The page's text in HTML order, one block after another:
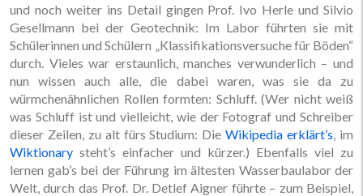
und noch weiter ins Detail gingen Prof. Ivo Herle und Silvio
Gesellmann bei der Geotechnik: Im Labor führten sie mit
Schülerinnen und Schülern „Klassifikationsversuche für Böden“
durch. Vieles war erstaunlich, manches verwunderlich – und
nun wissen auch alle, die dabei waren, was sie da zu
würmchenähnlichen Rollen formten: Schluff. (Wer nicht weiß
was Schluff ist und vielleicht, wie der Fotograf und Schreiber
dieser Zeilen, zu alt fürs Studium: DieWikipedia erklärt’s, im
Wiktionary steht’s einfacher und kürzer.) Ebenfalls viel zu
lernen gab’s bei der Führung im ältesten Wasserbaulabor der
Welt, durch das Prof. Dr. Detlef Aigner führte – zum Beispiel,